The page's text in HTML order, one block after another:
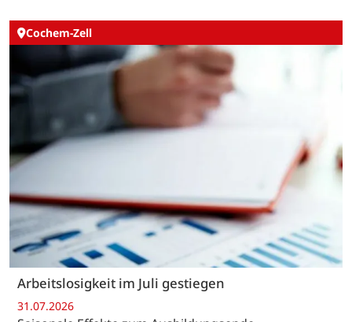
Cochem-Zell
Arbeitslosigkeit im Juli gestiegen
31.07.2026